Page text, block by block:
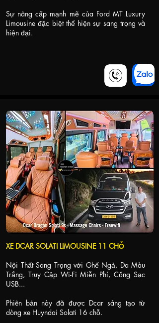
Sự nâng cấp mạnh mẽ của Ford MT Luxury
Limousine đặc biệt thể hiện sự sang trọng và
hiện đại.
XE DCAR SOLATI LIMOUSINE 11 CHỖ
Nội Thất Sang Trọng với Ghế Ngả, Da Màu
Trắng, Truy Cập Wi-Fi Miễn Phí, Cổng Sạc
USB...
Phiên bản này đã được Dcar sáng tạo từ
dòng xe Huyndai Solati 16 chỗ.